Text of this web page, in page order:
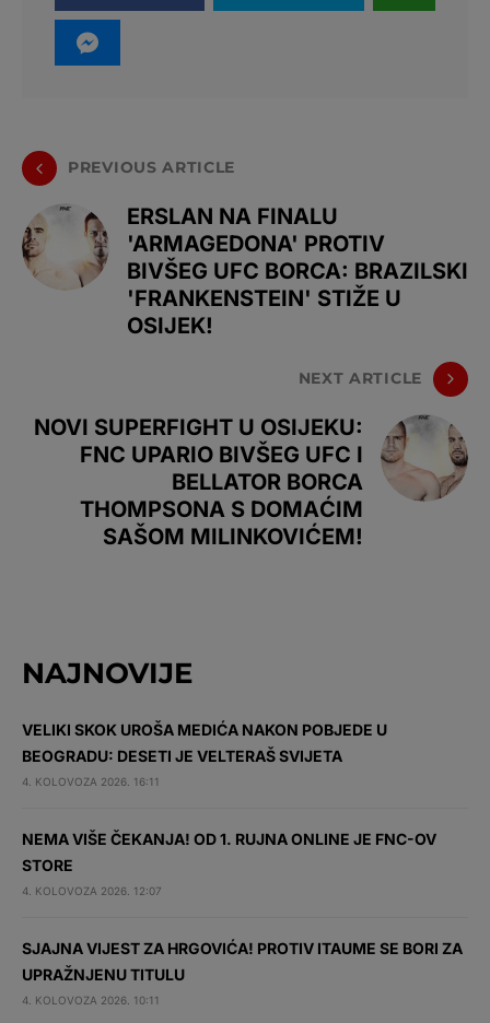
PREVIOUS ARTICLE
ERSLAN NA FINALU
'ARMAGEDONA' PROTIV
BIVŠEG UFC BORCA: BRAZILSKI
'FRANKENSTEIN' STIŽE U
OSIJEK!
NEXT ARTICLE
NOVI SUPERFIGHT U OSIJEKU:
FNC UPARIO BIVŠEG UFC I
BELLATOR BORCA
THOMPSONA S DOMAĆIM
SAŠOM MILINKOVIĆEM!
NAJNOVIJE
VELIKI SKOK UROŠA MEDIĆA NAKON POBJEDE U
BEOGRADU: DESETI JE VELTERAŠ SVIJETA
4. KOLOVOZA 2026. 16:11
NEMA VIŠE ČEKANJA! OD 1. RUJNA ONLINE JE FNC-OV
STORE
4. KOLOVOZA 2026. 12:07
SJAJNA VIJEST ZA HRGOVIĆA! PROTIV ITAUME SE BORI ZA
UPRAŽNJENU TITULU
4. KOLOVOZA 2026. 10:11